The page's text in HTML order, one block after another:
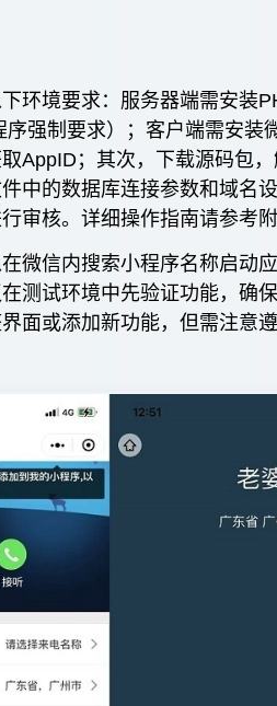
环境要求：服务器端需安装
强制要求）；客户端需安
AppID；其次，下载源码包
中的数据库连接参数和域名
审核。详细操作指南请参考附
微信内搜索小程序名称启动
测试环境中先验证功能，确
面或添加新功能，但需注意